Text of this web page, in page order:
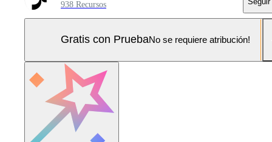
938 Recursos
Gratis con PruebaNo se requiere atribución!